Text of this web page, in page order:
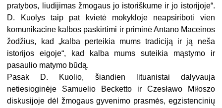
pratybos, liudijimas žmogaus jo istoriškume ir jo istorijoje“.
D. Kuolys taip pat kvietė mokykloje neapsiriboti vien
komunikacine kalbos paskirtimi ir priminė Antano Maceinos
žodžius, kad „kalba perteikia mums tradiciją ir ją neša
istorijos eigoje“, kad kalba mums suteikia mąstymo ir
pasaulio matymo būdą.
Pasak D. Kuolio, šiandien lituanistai dalyvauja
netiesioginėje Samuelio Becketto ir Czesławo Miłoszo
diskusijoje dėl žmogaus gyvenimo prasmės, egzistencinių